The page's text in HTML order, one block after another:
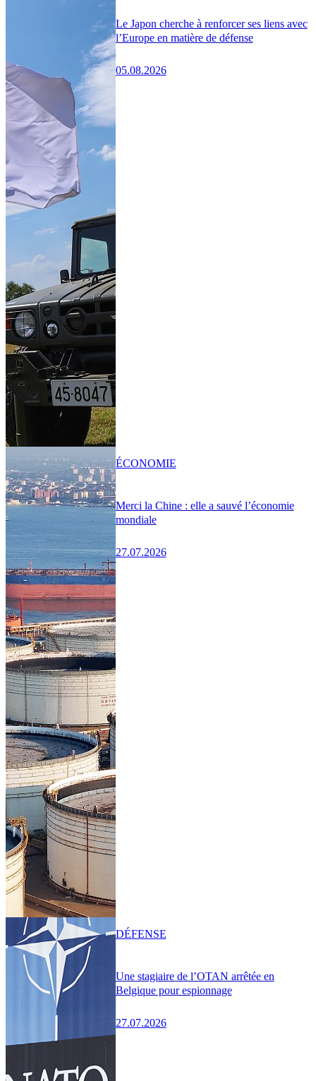
Le Japon cherche à renforcer ses liens avec
l’Europe en matière de défense
05.08.2026
Merci la Chine : elle a sauvé l’économie
mondiale
27.07.2026
ÉCONOMIE
Une stagiaire de l’OTAN arrêtée en
Belgique pour espionnage
27.07.2026
DÉFENSE